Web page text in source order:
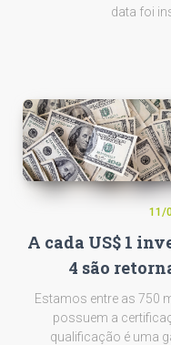
data foi
11/
A cada US$ 1
4 são
Estamos entre as 750
possuem a
qualificação é uma